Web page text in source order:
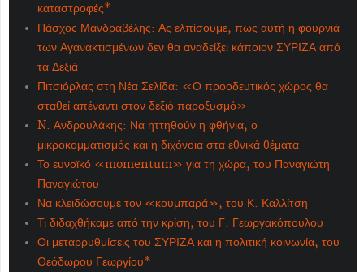
καταστροφές*
Πάσχος Μανδραβέλης: Ας ελπίσουμε, πως αυτή η φουρνιά
των Αγανακτισμένων δεν θα αναδείξει κάποιον ΣΥΡΙΖΑ από
τα Δεξιά
Πιτσιόρλας στη Νέα Σελίδα: «Ο προοδευτικός χώρος θα
σταθεί απέναντι στον δεξιό παροξυσμό»
N. Ανδρουλάκης: Να ηττηθούν η φθήνια, ο
μικροκομματισμός και η διχόνοια στα εθνικά θέματα
Το ευνοϊκό «momentum» για τη χώρα, του Παναγιώτη
Παναγιώτου
Να κλειδώσουμε τον «κουμπαρά», του Κ. Καλλίτση
Τι διδαχθήκαμε από την κρίση, του Γ. Γεωργακόπουλου
Οι μεταρρυθμίσεις του ΣΥΡΙΖΑ και η πολιτική κοινωνία, του
Θεόδωρου Γεωργίου*